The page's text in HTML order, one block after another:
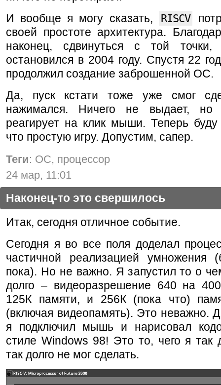
И вообще я могу сказать,
RISCV
своей простоте архитектура.
наконец, сдвинуться с той точки,
остановился в 2004 году. Спустя 22
продолжил создание заброшенной ОС.
Да, пуск кстати тоже уже смог
нажимался. Ничего не выдает, но
реагирует на клик мыши. Теперь буду
что простую игру. Допустим, сапер.
Теги: ОС, процессор
24 мар, 11:01
Наконец-то это свершилось
Итак, сегодня отличное событие.
Сегодня я во все поля доделал
частичной реализацией умножения
пока). Но не важно. Я запустил то о
долго – видеоразрешение 640 на
125К памяти, и 256К (пока что)
(включая видеопамять). Это неважно.
я подключил мышь и нарисовал
стиле Windows 98! Это то, чего я так
так долго не мог сделать.